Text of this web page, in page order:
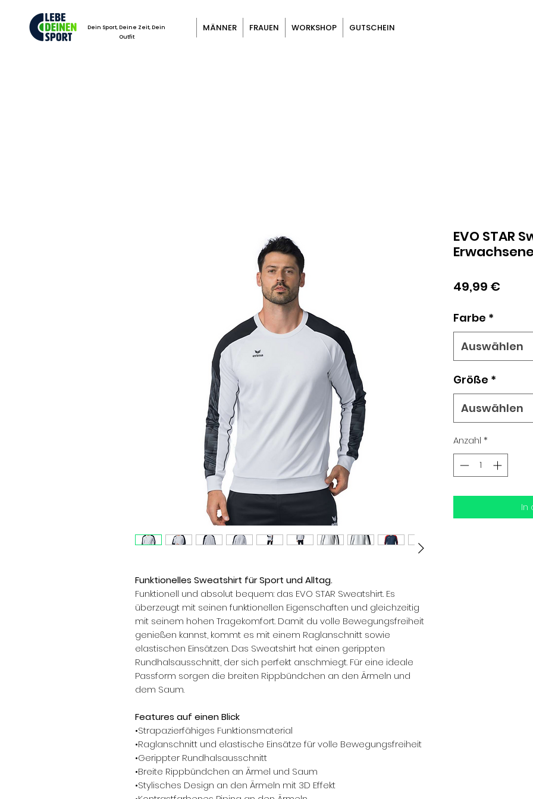
Dein Sport, Deine Zeit, Dein
Outfit
MÄNNER FRAUEN WORKSHOP GUTSCHEIN
Funktionelles Sweatshirt für Sport und Alltag.
Funktionell und absolut bequem: das EVO STAR Sweatshirt. Es
überzeugt mit seinen funktionellen Eigenschaften und gleichzeitig
mit seinem hohen Tragekomfort. Damit du volle Bewegungsfreiheit
genießen kannst, kommt es mit einem Raglanschnitt sowie
elastischen Einsätzen. Das Sweatshirt hat einen gerippten
Rundhalsausschnitt, der sich perfekt anschmiegt. Für eine ideale
Passform sorgen die breiten Rippbündchen an den Ärmeln und
dem Saum.
Features auf einen Blick
•Strapazierfähiges Funktionsmaterial
•Raglanschnitt und elastische Einsätze für volle Bewegungsfreiheit
•Gerippter Rundhalsausschnitt
•Breite Rippbündchen an Ärmel und Saum
•Stylisches Design an den Ärmeln mit 3D Effekt
EVO STAR
49,99 €Preis
Farbe *
Auswählen
Größe *
Auswählen
Anzahl *
In